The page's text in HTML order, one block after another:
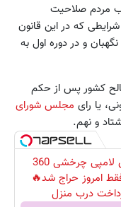
مردم‏ صلاحیت‏
که‏ در این‏ قانون‏
و در دوره‏ اول‏ به‏
کشور پس‏ از حکم‏
یا رای‏ مجلس‏ شورای‏
و نهم‏.
دوربین لامپی چرخشی 360
امروز حراج شد🔥
درب منزل